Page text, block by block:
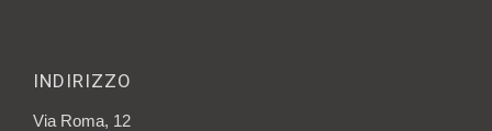
INDIRIZZO
Via Roma, 12